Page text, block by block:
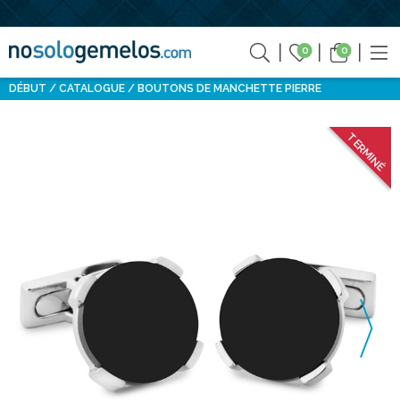
0 0
DÉBUT CATALOGUE BOUTONS DE MANCHETTE PIERRE
TERMINÉ